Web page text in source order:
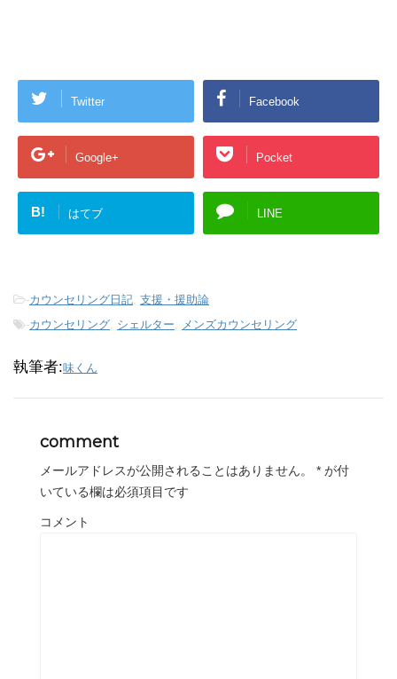
Twitter Facebook
Google+ Pocket
B! はてブ LINE
-カウンセリング日記, 支援・援助論
-カウンセリング, シェルター, メンズカウンセリング
執筆者:味くん
comment
メールアドレスが公開されることはありません。 * が付
いている欄は必須項目です
コメント